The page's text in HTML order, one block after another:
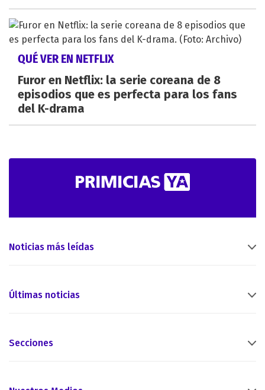
QUÉ VER EN NETFLIX
Furor en Netflix: la serie coreana de 8
episodios que es perfecta para los fans
del K-drama
Noticias más leídas
Últimas noticias
Secciones